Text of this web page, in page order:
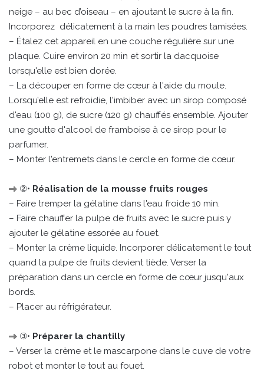
neige – au bec d’oiseau – en ajoutant le sucre à la fin.
Incorporez délicatement à la main les poudres tamisées.
– Étalez cet appareil en une couche régulière sur une
plaque. Cuire environ 20 min et sortir la dacquoise
lorsqu'elle est bien dorée.
– La découper en forme de cœur à l'aide du moule.
Lorsqu’elle est refroidie, l'imbiber avec un sirop composé
d'eau (100 g), de sucre (120 g) chauffés ensemble. Ajouter
une goutte d'alcool de framboise à ce sirop pour le
parfumer.
– Monter l'entremets dans le cercle en forme de cœur.
②• Réalisation de la mousse fruits rouges
– Faire tremper la gélatine dans l'eau froide 10 min.
– Faire chauffer la pulpe de fruits avec le sucre puis y
ajouter le gélatine essorée au fouet.
– Monter la crème liquide. Incorporer délicatement le tout
quand la pulpe de fruits devient tiède. Verser la
préparation dans un cercle en forme de cœur jusqu'aux
bords.
– Placer au réfrigérateur.
③• Préparer la chantilly
– Verser la crème et le mascarpone dans le cuve de votre
robot et monter le tout au fouet.